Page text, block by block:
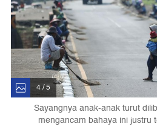
4 / 5
Sayangnya anak-anak turut
mengancam bahaya ini justru